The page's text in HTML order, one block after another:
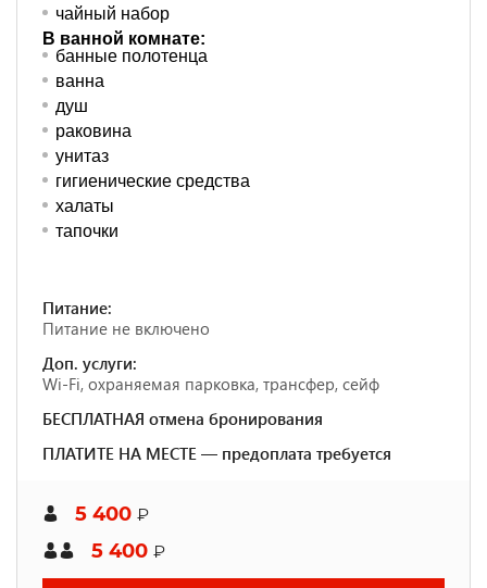
чайный набор
В ванной комнате:
банные полотенца
ванна
душ
раковина
унитаз
гигиенические средства
халаты
тапочки
Питание:
Питание не включено
Доп. услуги:
Wi-Fi, охраняемая парковка, трансфер, сейф
БЕСПЛАТНАЯ отмена бронирования
ПЛАТИТЕ НА МЕСТЕ — предоплата требуется
5 400 ₽
5 400 ₽